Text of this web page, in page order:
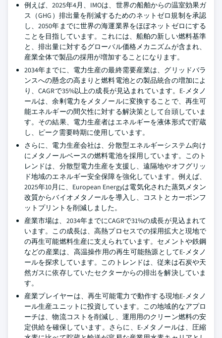
例えば、2025年4月、IMOは、世界の船舶からの温室効果ガ
ス（GHG）排出量を削減するためのネットゼロ規制を承認
し、2050年までに世界の海運業界をほぼネットゼロにする
ことを目指しています。これには、船舶の新しい燃料基準
と、排出量に対するグローバル価格メカニズムが含まれ、
産業全体で製品の採用が増加することになります。
2034年までに、電力生産の最終需要産業は、グリッドバラ
ンスへの懸念の高まりと燃料電池との製品統合の増加によ
り、CAGRで35%以上の成長が見込まれています。E-メタノ
ールは、余剰電力をメタノールに変換することで、再生可
能エネルギーの間欠性に対する解決策として台頭していま
す。その結果、電力生産者はエネルギーを液体形式で貯蔵
し、ピーク需要時期に使用しています。
さらに、電力生産会社は、分散型エネルギーシステム向け
にメタノールベースの燃料電池を採用しています。このト
レンドは、分散型電力生産を支援し、遠隔地やオフグリッ
ド地域のエネルギー安全保障を強化しています。例えば、
2025年10月に、European Energyは電気化された蒸気メタン
改質からバイオメタノールを導入し、コストとカーボンフ
ットプリントを削減しました。
産業市場は、2034年までにCAGRで31%の成長が見込まれて
います。この成長は、高熱プロセスでの採用拡大と現地で
の再生可能燃料生産に支えられています。セメントや鉄鋼
などの産業は、高温操作用の再生可能熱源としてE-メタノ
ールを探求しています。このトレンドは、従来は石炭や天
然ガスに依存していたセクターからの排出を解決していま
す。
産業プレイヤーは、再生可能電力で動作する現地E-メタノ
ール生産ユニットに投資しています。この地域的なアプロ
ーチは、物流コストを削減し、運用用のクリーン燃料の安
定供給を確保しています。さらに、E-メタノールは、圧縮